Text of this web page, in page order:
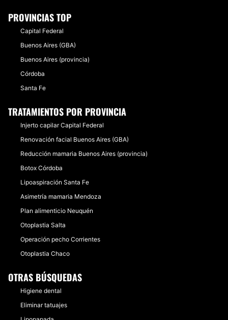
PROVINCIAS TOP
Capital Federal
Buenos Aires (GBA)
Buenos Aires (provincia)
Córdoba
Santa Fe
TRATAMIENTOS POR PROVINCIA
Injerto capilar Capital Federal
Renovación facial Buenos Aires (GBA)
Reducción mamaria Buenos Aires (provincia)
Botox Córdoba
Lipoaspiración Santa Fe
Asimetría mamaria Mendoza
Plan alimenticio Neuquén
Otoplastia Salta
Operación pecho Corrientes
Otoplastia Chaco
OTRAS BÚSQUEDAS
Higiene dental
Eliminar tatuajes